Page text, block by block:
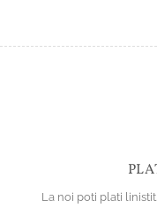
La noi poti plati